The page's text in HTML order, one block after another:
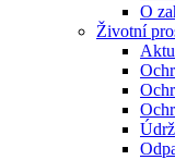
O
Životní